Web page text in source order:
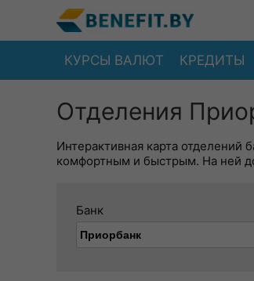
КУРСЫ ВАЛЮТ КРЕДИТЫ
Отделения
Интерактивная карта отделений
комфортным и быстрым. На ней
Банк